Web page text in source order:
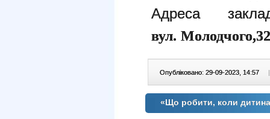
Адреса
вул.
Опубліковано: 29-09-2023, 14:57 |
«Що робити, коли